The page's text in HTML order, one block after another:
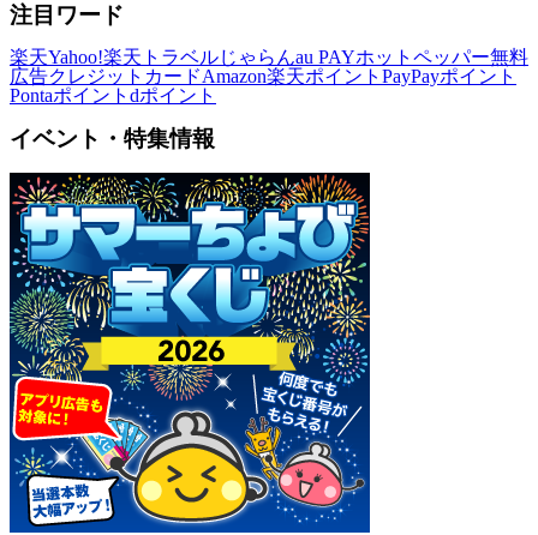
注目ワード
楽天Yahoo!楽天トラベルじゃらんau PAYホットペッパー無料
広告クレジットカードAmazon楽天ポイント PayPayポイント
Pontaポイント dポイント
イベント・特集情報